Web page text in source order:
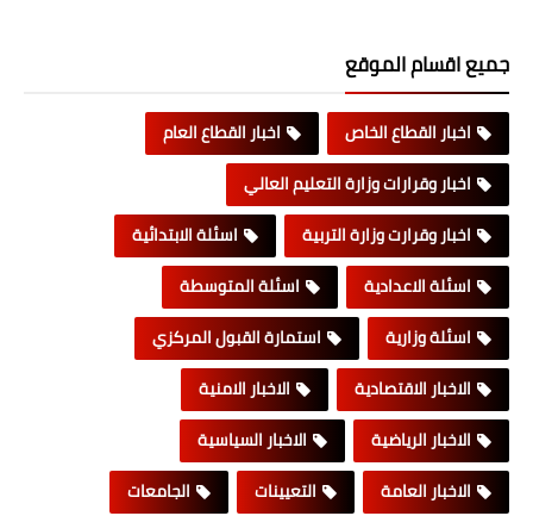
جميع اقسام الموقع
اخبار القطاع الخاص
اخبار القطاع العام
اخبار وقرارات وزارة التعليم العالي
اخبار وقرارت وزارة التربية
اسئلة الابتدائية
اسئلة الاعدادية
اسئلة المتوسطة
اسئلة وزارية
استمارة القبول المركزي
الاخبار الاقتصادية
الاخبار الامنية
الاخبار الرياضية
الاخبار السياسية
الاخبار العامة
التعيينات
الجامعات